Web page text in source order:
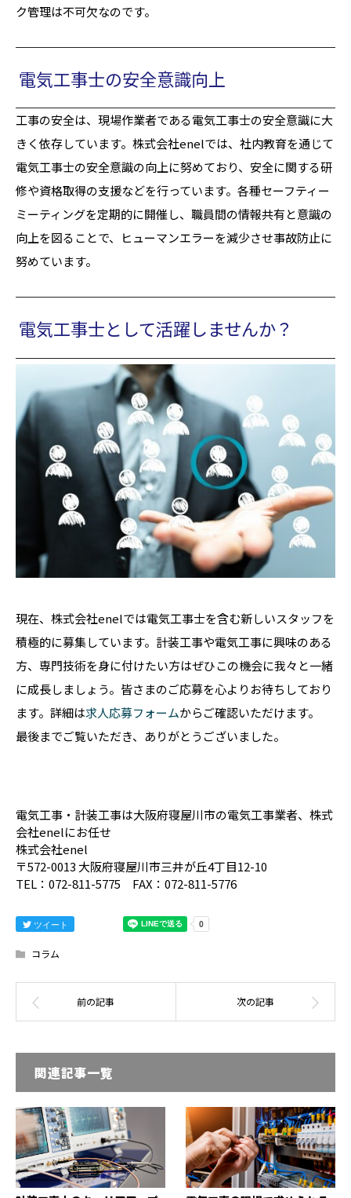
ク管理は不可欠なのです。
電気工事士の安全意識向上
工事の安全は、現場作業者である電気工事士の安全意識に大
きく依存しています。株式会社enelでは、社内教育を通じて
電気工事士の安全意識の向上に努めており、安全に関する研
修や資格取得の支援などを行っています。各種セーフティー
ミーティングを定期的に開催し、職員間の情報共有と意識の
向上を図ることで、ヒューマンエラーを減少させ事故防止に
努めています。
電気工事士として活躍しませんか？
現在、株式会社enelでは電気工事士を含む新しいスタッフを
積極的に募集しています。計装工事や電気工事に興味のある
方、専門技術を身に付けたい方はぜひこの機会に我々と一緒
に成長しましょう。皆さまのご応募を心よりお待ちしており
ます。詳細は求人応募フォームからご確認いただけます。
最後までご覧いただき、ありがとうございました。
電気工事・計装工事は大阪府寝屋川市の電気工事業者、株式
会社enelにお任せ
株式会社enel
〒572-0013 大阪府寝屋川市三井が丘4丁目12-10
TEL：072-811-5775 FAX：072-811-5776
ツイート
コラム
関連記事一覧